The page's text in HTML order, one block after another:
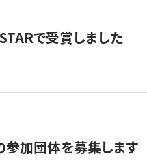
で受賞しました
参加団体を募集します